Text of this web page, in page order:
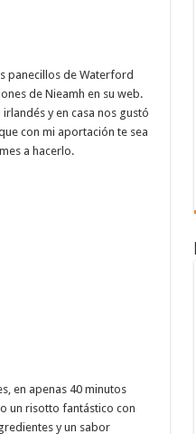
panecillos de Waterford
de Nieamh en su web.
irlandés y en casa nos gustó
con mi aportación te sea
a hacerlo.
en apenas 40 minutos
un risotto fantástico con
y un sabor